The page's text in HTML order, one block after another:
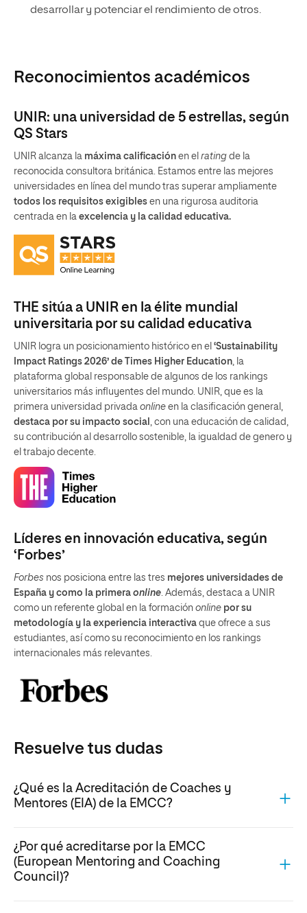
desarrollar y potenciar el rendimiento de otros.
Reconocimientos académicos
UNIR: una universidad de 5 estrellas, según
QS Stars
UNIR alcanza la máxima calificación en el rating de la
reconocida consultora británica. Estamos entre las mejores
universidades en línea del mundo tras superar ampliamente
todos los requisitos exigibles en una rigurosa auditoria
centrada en la excelencia y la calidad educativa.
THE sitúa a UNIR en la élite mundial
universitaria por su calidad educativa
UNIR logra un posicionamiento histórico en el ‘Sustainability
Impact Ratings 2026’ de Times Higher Education, la
plataforma global responsable de algunos de los rankings
universitarios más influyentes del mundo. UNIR, que es la
primera universidad privada online en la clasificación general,
destaca por su impacto social , con una educación de calidad,
su contribución al desarrollo sostenible, la igualdad de genero y
el trabajo decente.
Líderes en innovación educativa, según
‘Forbes’
Forbes nos posiciona entre las tres mejores universidades de
España y como la primera online . Además, destaca a UNIR
como un referente global en la formación online por su
metodología y la experiencia interactiva que ofrece a sus
estudiantes, así como su reconocimiento en los rankings
internacionales más relevantes.
Resuelve tus dudas
¿Qué es la Acreditación de Coaches y
Mentores (EIA) de la EMCC?
¿Por qué acreditarse por la EMCC
(European Mentoring and Coaching
Council)?